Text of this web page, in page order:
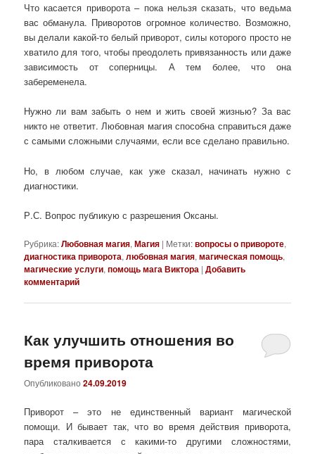
Что касается приворота – пока нельзя сказать, что ведьма
вас обманула. Приворотов огромное количество. Возможно,
вы делали какой-то белый приворот, силы которого просто не
хватило для того, чтобы преодолеть привязанность или даже
зависимость от соперницы. А тем более, что она
забеременела.
Нужно ли вам забыть о нем и жить своей жизнью? За вас
никто не ответит. Любовная магия способна справиться даже
с самыми сложными случаями, если все сделано правильно.
Но, в любом случае, как уже сказал, начинать нужно с
диагностики.
Р.С. Вопрос публикую с разрешения Оксаны.
Рубрика:Любовная магия,Магия | Метки:вопросы о привороте,
диагностика приворота,любовная магия,магическая помощь,
магические услуги,помощь мага Виктора |Добавить
комментарий
Как улучшить отношения во
время приворота
Опубликовано24.09.2019
Приворот – это не единственный вариант магической
помощи. И бывает так, что во время действия приворота,
пара сталкивается с какими-то другими сложностями,